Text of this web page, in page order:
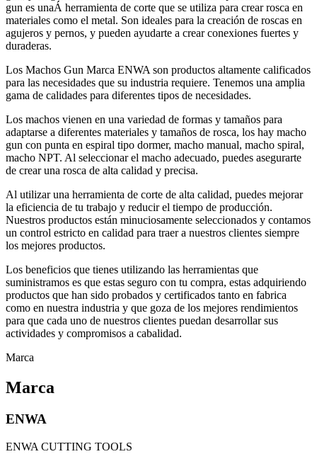
gun es unaÁ herramienta de corte que se utiliza para crear rosca en
materiales como el metal. Son ideales para la creación de roscas en
agujeros y pernos, y pueden ayudarte a crear conexiones fuertes y
duraderas.
Los Machos Gun Marca ENWA son productos altamente calificados
para las necesidades que su industria requiere. Tenemos una amplia
gama de calidades para diferentes tipos de necesidades.
Los machos vienen en una variedad de formas y tamaños para
adaptarse a diferentes materiales y tamaños de rosca, los hay macho
gun con punta en espiral tipo dormer, macho manual, macho spiral,
macho NPT. Al seleccionar el macho adecuado, puedes asegurarte
de crear una rosca de alta calidad y precisa.
Al utilizar una herramienta de corte de alta calidad, puedes mejorar
la eficiencia de tu trabajo y reducir el tiempo de producción.
Nuestros productos están minuciosamente seleccionados y contamos
un control estricto en calidad para traer a nuestros clientes siempre
los mejores productos.
Los beneficios que tienes utilizando las herramientas que
suministramos es que estas seguro con tu compra, estas adquiriendo
productos que han sido probados y certificados tanto en fabrica
como en nuestra industria y que goza de los mejores rendimientos
para que cada uno de nuestros clientes puedan desarrollar sus
actividades y compromisos a cabalidad.
Marca
Marca
ENWA
ENWA CUTTING TOOLS